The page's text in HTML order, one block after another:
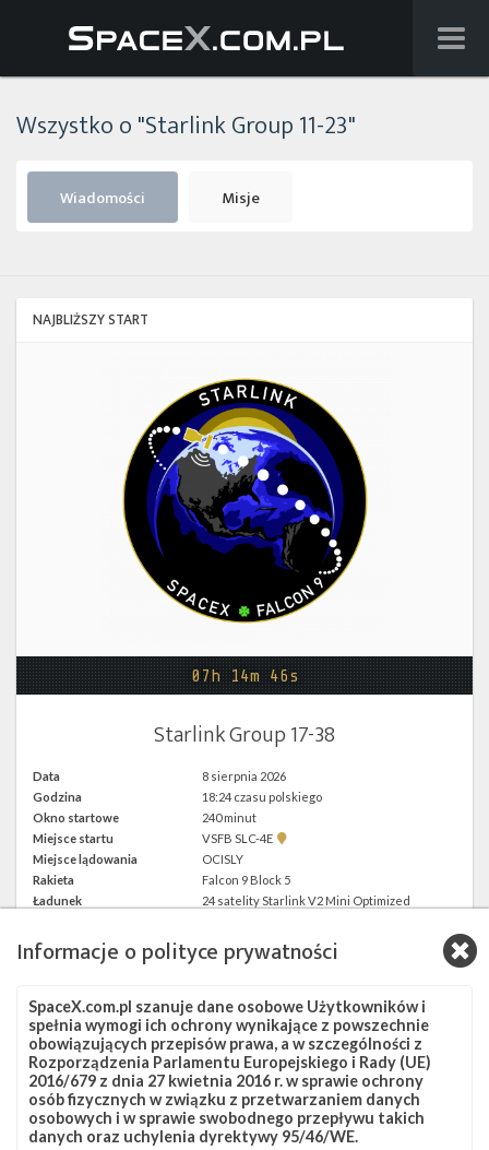
Starlink
Facebook
Kalendarze
Wszystko o "Starlink Group 11-23"
Wiadomości Misje
NAJBLIŻSZY START
07h 14m 46s
Starlink Group 17-38
Data
8 sierpnia 2026
Godzina
18:24 czasu polskiego
Okno startowe
240 minut
Miejsce startu
VSFB SLC-4E
Pokaż
SLC-
4E w
Google
Miejsce lądowania
OCISLY
Rakieta
Falcon 9 Block 5
Ładunek
24 satelity Starlink V2 Mini Optimized
Informacje o polityce prywatności
SpaceX.com.pl szanuje dane osobowe Użytkowników i
spełnia wymogi ich ochrony wynikające z powszechnie
obowiązujących przepisów prawa, a w szczególności z
Rozporządzenia Parlamentu Europejskiego i Rady (UE)
2016/679 z dnia 27 kwietnia 2016 r. w sprawie ochrony
osób fizycznych w związku z przetwarzaniem danych
osobowych i w sprawie swobodnego przepływu takich
danych oraz uchylenia dyrektywy 95/46/WE.